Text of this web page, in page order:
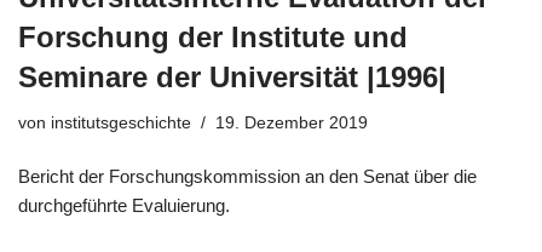
Forschung der Institute und
Seminare der Universität |1996|
von institutsgeschichte 19. Dezember 2019
Bericht der Forschungskommission an den Senat über die
durchgeführte Evaluierung.